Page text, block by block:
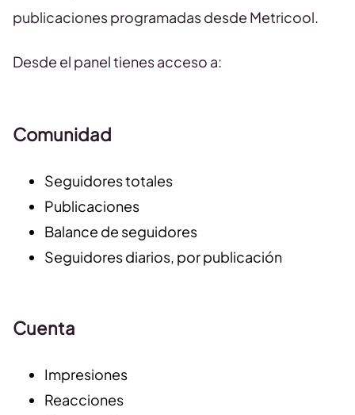
publicaciones programadas desde Metricool.
Desde el panel tienes acceso a:
Comunidad
Seguidores totales
Publicaciones
Balance de seguidores
Seguidores diarios, por publicación
Cuenta
Impresiones
Reacciones